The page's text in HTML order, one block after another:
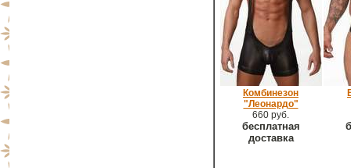
Комбинезон
"Леонардо"
660 руб.
бесплатная
доставка